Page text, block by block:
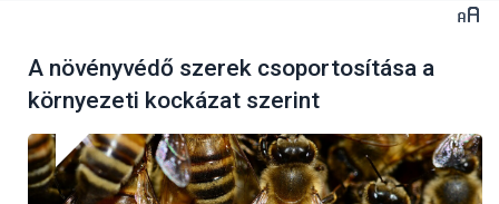
A növényvédő szerek csoportosítása a
környezeti kockázat szerint